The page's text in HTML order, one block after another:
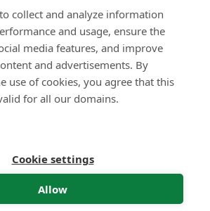
Audyt Kontakt
agenturní týmy a
efektivně spravovat a
Jak Mergado Lists
můžete spravovat více
změny jednotlivě.
změna se automaticky
čas a zajišťuje, že
collect and analyze information
and usage, ensure the
media features, and improve
and advertisements. By
use of cookies, you agree that this
for all our domains.
Cookie settings
Allow